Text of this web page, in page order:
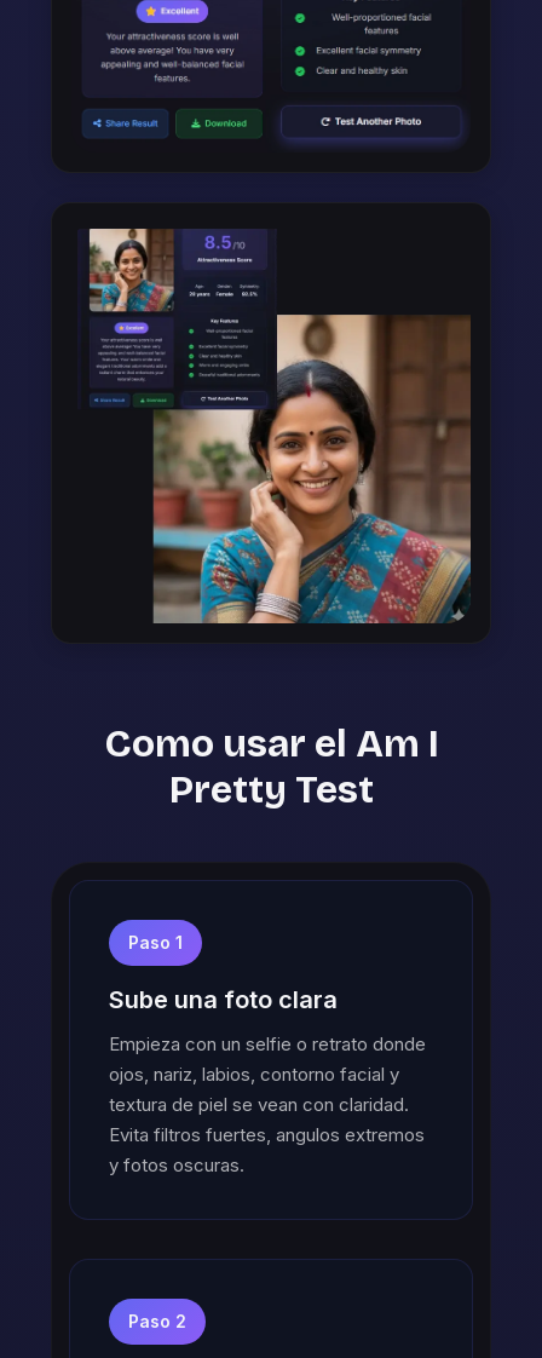
Como usar el Am I
Pretty Test
Paso 1
Sube una foto clara
Empieza con un selfie o retrato donde
ojos, nariz, labios, contorno facial y
textura de piel se vean con claridad.
Evita filtros fuertes, angulos extremos
y fotos oscuras.
Paso 2